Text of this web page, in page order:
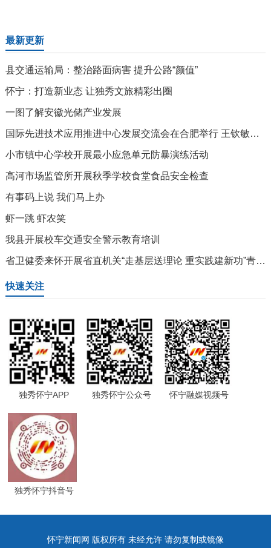
最新更新
县交通运输局：整治路面病害 提升公路“颜值”
怀宁：打造新业态 让独秀文旅精彩出圈
一图了解安徽光储产业发展
国际先进技术应用推进中心发展交流会在合肥举行 王钦敏梁言顺致辞 王清宪出席
小市镇中心学校开展最小应急单元防暴演练活动
高河市场监管所开展秋季学校食堂食品安全检查
有事码上说 我们马上办
虾一跳 虾农笑
我县开展校车交通安全警示教育培训
省卫健委来怀开展省直机关“走基层送理论 重实践建新功”青年集中宣讲调研活动
快速关注
独秀怀宁APP 独秀怀宁公众号 怀宁融媒视频号
独秀怀宁抖音号
怀宁新闻网 版权所有 未经允许 请勿复制或镜像